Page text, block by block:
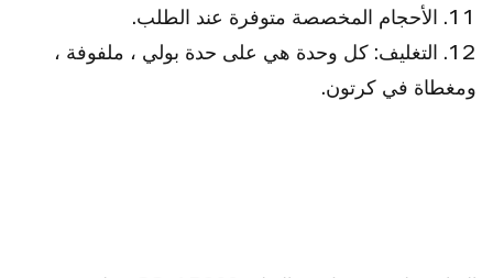
11. الأحجام المخصصة متوفرة عند الطلب.
12. التغليف: كل وحدة هي على حدة بولي ، ملفوفة ،
ومغطاة في كرتون.